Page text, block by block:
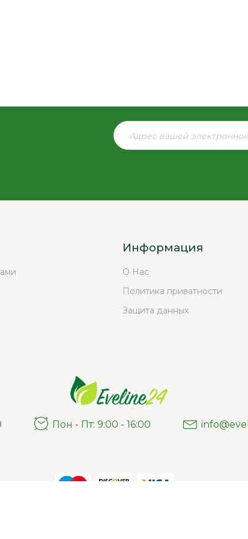
Информация
О Нас
Политика приватности
Защита данных
Пон - Пт: 9:00 - 16:00